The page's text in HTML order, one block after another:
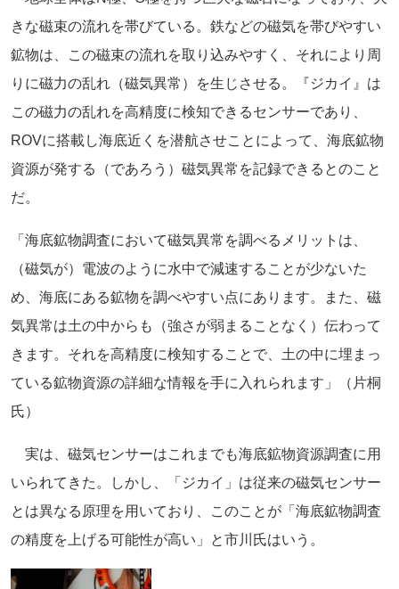
きな磁束の流れを帯びている。鉄などの磁気を帯びやすい
鉱物は、この磁束の流れを取り込みやすく、それにより周
りに磁力の乱れ（磁気異常）を生じさせる。『ジカイ』は
この磁力の乱れを高精度に検知できるセンサーであり、
ROVに搭載し海底近くを潜航させことによって、海底鉱物
資源が発する（であろう）磁気異常を記録できるとのこと
だ。
「海底鉱物調査において磁気異常を調べるメリットは、
（磁気が）電波のように水中で減速することが少ないた
め、海底にある鉱物を調べやすい点にあります。また、磁
気異常は土の中からも（強さが弱まることなく）伝わって
きます。それを高精度に検知することで、土の中に埋まっ
ている鉱物資源の詳細な情報を手に入れられます」（片桐
氏）
実は、磁気センサーはこれまでも海底鉱物資源調査に用
いられてきた。しかし、「ジカイ」は従来の磁気センサー
とは異なる原理を用いており、このことが「海底鉱物調査
の精度を上げる可能性が高い」と市川氏はいう。